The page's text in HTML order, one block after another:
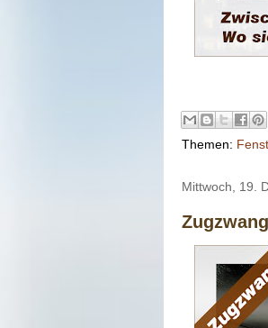
Themen:
Mittwoch, 19.
Zugzwang